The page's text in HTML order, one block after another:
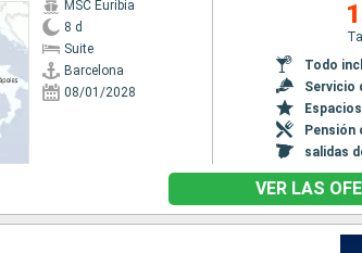
MSC Euribia
8 d
Suite
Barcelona
08/01/2028
Todo
Servicio
Pensión
salidas
VER LAS